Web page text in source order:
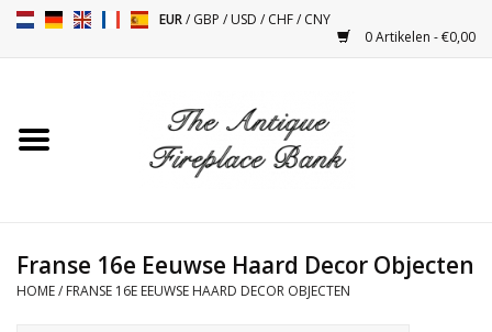
EUR/GBP /USD /CHF/CNY
0 Artikelen - €0,00
Toebehoren
Franse 16e Eeuwse Haard Decor Objecten
HOME/ FRANSE 16E EEUWSE HAARD DECOR OBJECTEN